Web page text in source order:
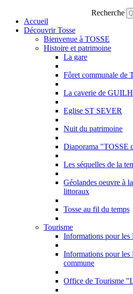
Recherche
Accueil
Découvrir Tosse
Bienvenue à TOSSE
Histoire et patrimoine
La gare
Fôret communale de
La caverie de
Eglise ST SEVER
Nuit du patrimoine
Diaporama "TOSSE
Les séquelles de la
Géolandes oeuvre à
littoraux
Tosse au fil du temps
Tourisme
Informations pour les
Informations pour
commune
Office de Tourisme